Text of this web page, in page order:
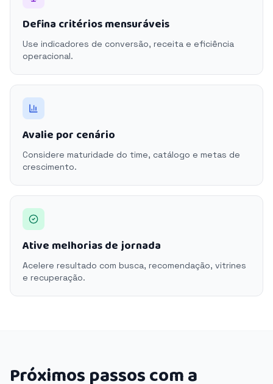
Defina critérios mensuráveis
Use indicadores de conversão, receita e eficiência
operacional.
Avalie por cenário
Considere maturidade do time, catálogo e metas de
crescimento.
Ative melhorias de jornada
Acelere resultado com busca, recomendação, vitrines
e recuperação.
Próximos passos com a